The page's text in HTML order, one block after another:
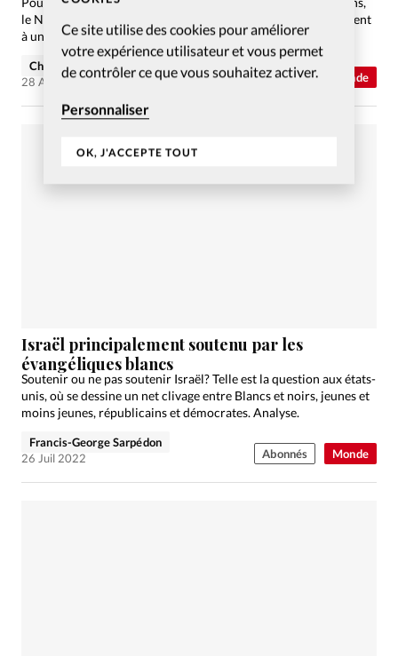
Ce site utilise des cookies pour améliorer
votre expérience utilisateur et vous permet
de contrôler ce que vous souhaitez activer.
Personnaliser
OK, J'ACCEPTE TOUT
Monde
le Nigeria voit ses citoyens musulmans s’en prendre violemment
à une population chrétienne délaissée.
Charlotte Moulin
28 Août 2022
Abonnés
Monde
Israël principalement soutenu par les
évangéliques blancs
Soutenir ou ne pas soutenir Israël? Telle est la question aux états-
unis, où se dessine un net clivage entre Blancs et noirs, jeunes et
moins jeunes, républicains et démocrates. Analyse.
Francis-George Sarpédon
26 Juil 2022
Abonnés